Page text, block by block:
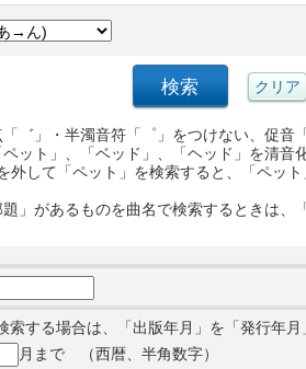
゛」・半濁音符「゜」をつけない、促音
ット」、「ベッド」、「ヘッド」を清音
外して「ペット」を検索すると、「ペッ
」があるものを曲名で検索するときは、
する場合は、「出版年月」を「発行年月
月まで （西暦、半角数字）